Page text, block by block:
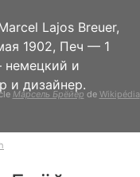
Lajos Breuer,
1902, Печ — 1
и
и дизайнер.
Марсель Брёйер de Wikipédia